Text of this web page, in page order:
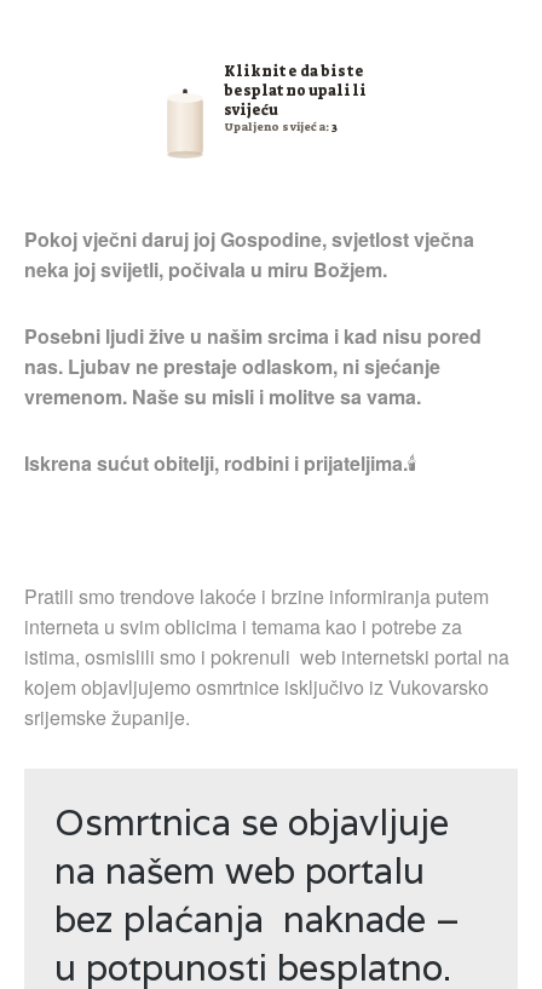
Kliknite da biste
besplatno upalili
svijeću
Upaljeno svijeća:3
Pokoj vječni daruj joj Gospodine, svjetlost vječna
neka joj svijetli, počivala u miru Božjem.
Posebni ljudi žive u našim srcima i kad nisu pored
nas. Ljubav ne prestaje odlaskom, ni sjećanje
vremenom. Naše su misli i molitve sa vama.
Iskrena sućut obitelji, rodbini i prijateljima.🕯
Pratili smo trendove lakoće i brzine informiranja putem
interneta u svim oblicima i temama kao i potrebe za
istima, osmislili smo i pokrenuli web internetski portal na
kojem objavljujemo osmrtnice isključivo iz Vukovarsko
srijemske županije.
Osmrtnica se objavljuje
na našem web portalu
bez plaćanja naknade –
u potpunosti besplatno.